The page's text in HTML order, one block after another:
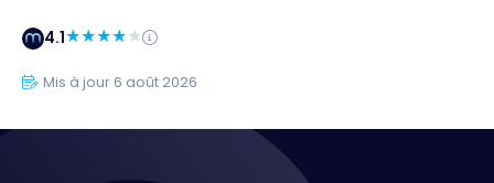
4.1
Mis à jour 6 août 2026